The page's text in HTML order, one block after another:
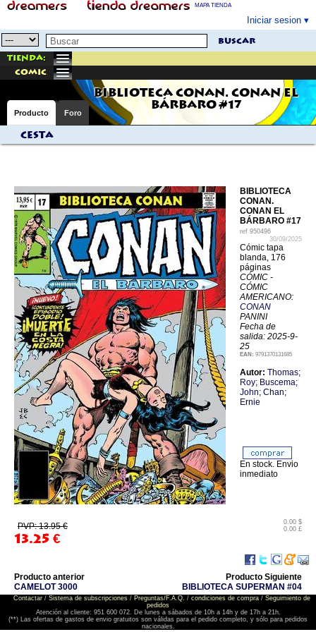
MAPA TIENDA
Iniciar sesion
buscar
Tienda:
comic
BIBLIOTECA CONAN. CONAN EL
BÁRBARO #17
Producto Foro
Cesta
BIBLIOTECA
CONAN.
CONAN EL
BÁRBARO #17
ref 950496
30/09/2025
Cómic tapa
blanda, 176
páginas
CÓMIC -
CÓMIC
AMERICANO:
CONAN
PANINI
Fecha de
salida: 2025-9-
25
EAN: 9791370131685
Autor: Thomas;
Roy; Buscema;
John; Chan;
Ernie
PVP: 13.95 €
13.25 €
0.00 $
0.00 £
En stock. Envio
inmediato
Producto anterior
CAMELOT 3000
Producto Siguiente
BIBLIOTECA SUPERMAN #04
Contactar/ Sistema de subscripciones/ Preguntas/F.A.Q. / condiciones de compra/ Seguimiento de
pedidos
Atención al cliente: 951 600 072. De lunes a sábados de 10h a 14h y de 17h a 21h.
(**) Las ofertas de gastos de envio gratuitos son válidas para el pedido completo, y sólo para pedidos
nacionales.